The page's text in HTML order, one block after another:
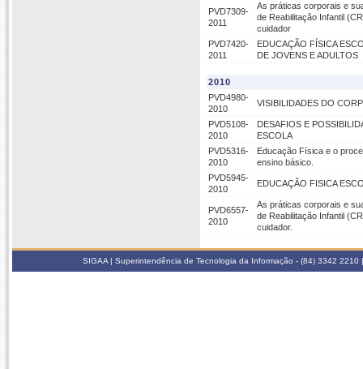
PVD7309-
2011
As práticas corporais e
de Reabilitação Infantil
cuidador
PVD7420-
2011
EDUCAÇÃO FÍSICA
DE JOVENS E ADULTOS
2010
PVD4980-
2010
VISIBILIDADES DO
PVD5108-
2010
DESAFIOS E
ESCOLA
PVD5316-
2010
Educação Física e o
ensino básico.
PVD5945-
2010
EDUCAÇÃO FISICA
PVD6557-
2010
As práticas corporais e
de Reabilitação Infantil
cuidador.
SIGAA | Superintendência de Tecnologia da Informação - (84) 3342